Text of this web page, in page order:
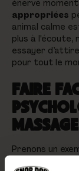
énervé
appropriées
animal calme
plus à l'écoute,
essayer
pour tout le
FAIRE
Prenons un